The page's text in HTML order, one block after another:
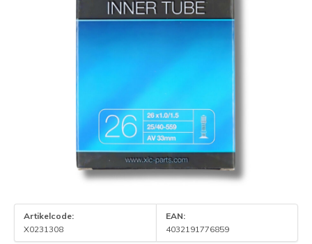
Artikelcode:
X0231308
EAN:
4032191776859